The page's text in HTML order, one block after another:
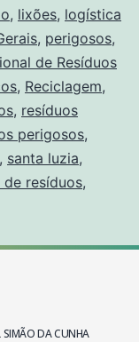
, lixões, logística
, perigosos,
de Resíduos
, Reciclagem,
, resíduos
perigosos,
, santa luzia,
resíduos,
SIMÃO DA CUNHA